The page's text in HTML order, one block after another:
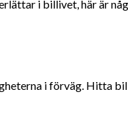
i billivet, här är
i förväg. Hitta